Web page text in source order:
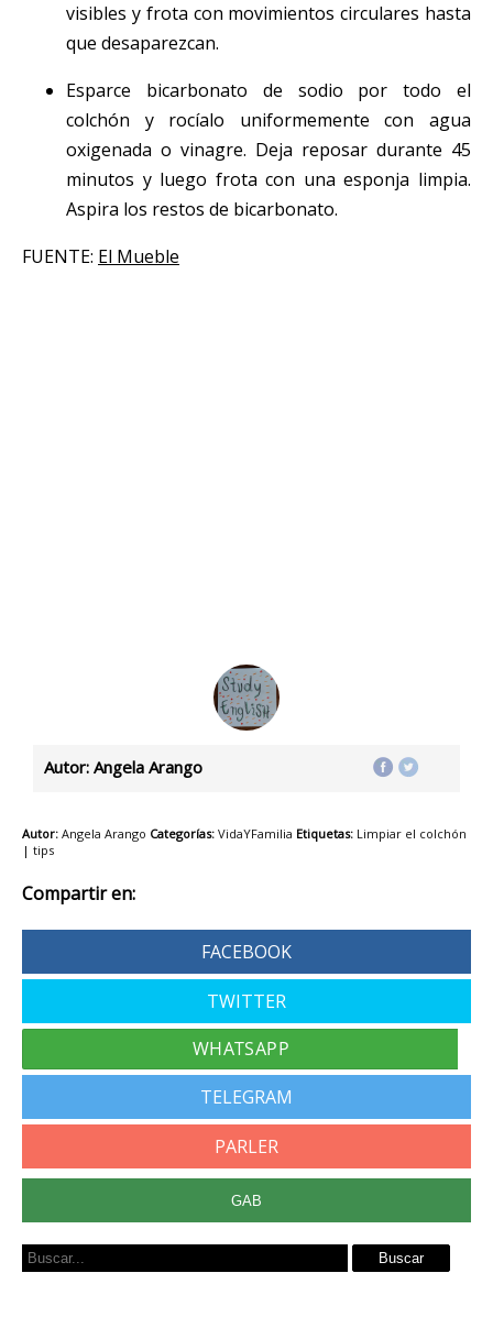
visibles y frota con movimientos circulares hasta
que desaparezcan.
Esparce bicarbonato de sodio por todo el
colchón y rocíalo uniformemente con agua
oxigenada o vinagre. Deja reposar durante 45
minutos y luego frota con una esponja limpia.
Aspira los restos de bicarbonato.
FUENTE: El Mueble
Autor: Angela Arango
Autor: Angela Arango Categorías: VidaYFamilia Etiquetas: Limpiar el colchón
| tips
Compartir en:
FACEBOOK
TWITTER
TELEGRAM
PARLER
GAB